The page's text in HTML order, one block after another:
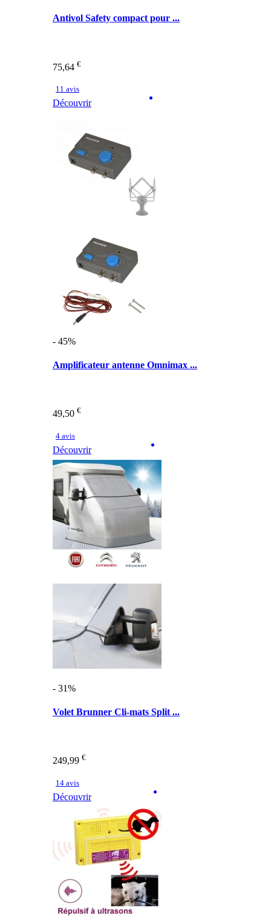
Antivol Safety compact pour ...
75,64 €
11 avis
Découvrir
- 45%
Amplificateur antenne Omnimax ...
49,50 €
4 avis
Découvrir
- 31%
Volet Brunner Cli-mats Split ...
249,99 €
14 avis
Découvrir